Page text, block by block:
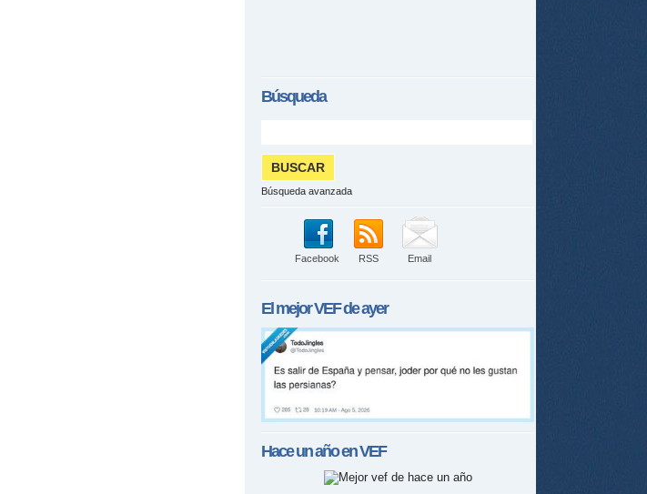
Búsqueda
Búsqueda avanzada
Facebook RSS Email
El mejorVEFde ayer
Hace un año enVEF